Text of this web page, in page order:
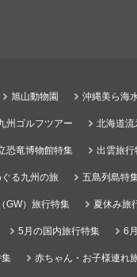
旭山動物園 沖縄美ら海
州ゴルフツアー 北海道流
恐竜博物館特集 出雲旅行
る九州の旅 五島列島特
GW）旅行特集 夏休み旅
5月の国内旅行特集 6
赤ちゃん・お子様連れ